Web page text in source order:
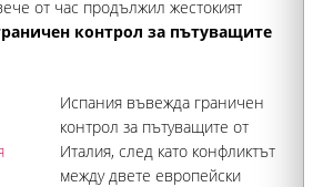
от час продължил жестокият
гаври, над 37-годишния
който издъхна от тежки
контрол за пътуващите
Испания въвежда граничен
контрол за пътуващите от
Италия, след като конфликтът
между двете европейски